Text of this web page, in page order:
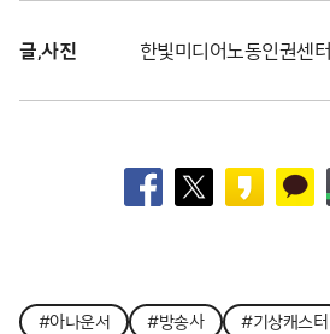
글,사진 한빛미디어노동인권센터
#아나운서 #방송사 #기상캐스터